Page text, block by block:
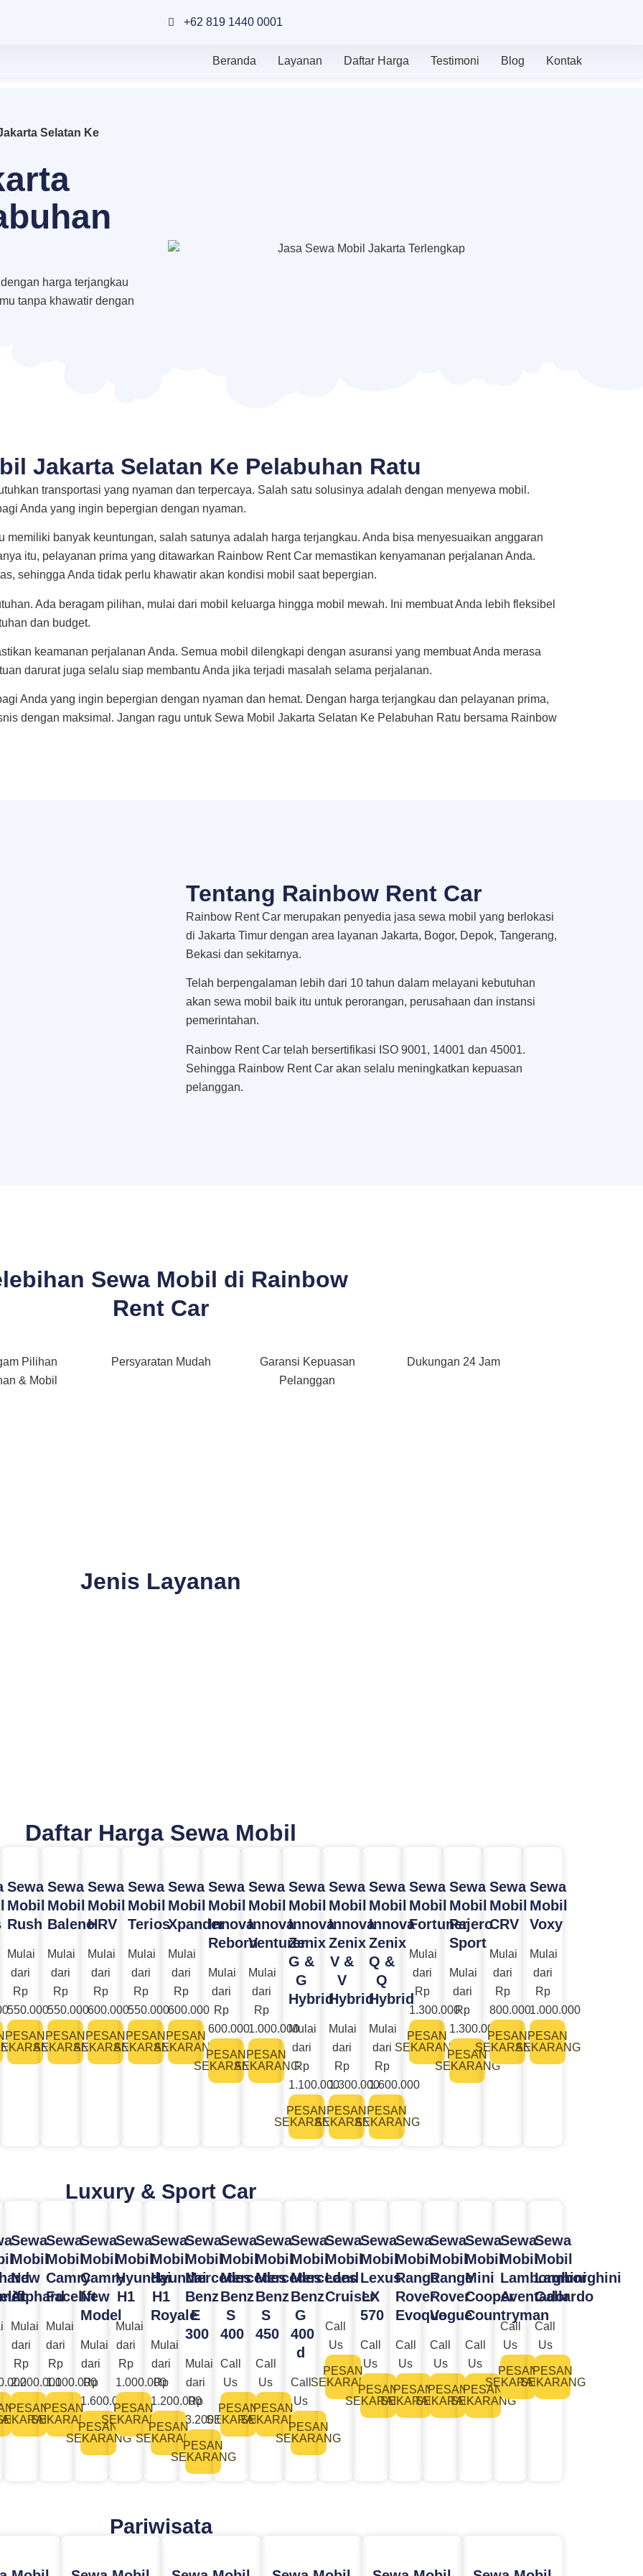
+62 819 1440 0001
Beranda Layanan Daftar Harga Testimoni Blog Kontak
Selatan Ke
harga terjangkau
tanpa khawatir dengan
Jakarta Selatan Ke Pelabuhan Ratu
transportasi yang nyaman dan terpercaya. Salah satu solusinya adalah dengan menyewa mobil.
Anda yang ingin bepergian dengan nyaman.
banyak keuntungan, salah satunya adalah harga terjangkau. Anda bisa menyesuaikan anggaran
itu, pelayanan prima yang ditawarkan Rainbow Rent Car memastikan kenyamanan perjalanan Anda.
sehingga Anda tidak perlu khawatir akan kondisi mobil saat bepergian.
Ada beragam pilihan, mulai dari mobil keluarga hingga mobil mewah. Ini membuat Anda lebih fleksibel
dan budget.
keamanan perjalanan Anda. Semua mobil dilengkapi dengan asuransi yang membuat Anda merasa
darurat juga selalu siap membantu Anda jika terjadi masalah selama perjalanan.
Anda yang ingin bepergian dengan nyaman dan hemat. Dengan harga terjangkau dan pelayanan prima,
dengan maksimal. Jangan ragu untuk Sewa Mobil Jakarta Selatan Ke Pelabuhan Ratu bersama Rainbow
Tentang Rainbow Rent Car
Rainbow Rent Car merupakan penyedia jasa sewa mobil yang berlokasi
di Jakarta Timur dengan area layanan Jakarta, Bogor, Depok, Tangerang,
Bekasi dan sekitarnya.
Telah berpengalaman lebih dari 10 tahun dalam melayani kebutuhan
akan sewa mobil baik itu untuk perorangan, perusahaan dan instansi
pemerintahan.
Rainbow Rent Car telah bersertifikasi ISO 9001, 14001 dan 45001.
Sehingga Rainbow Rent Car akan selalu meningkatkan kepuasan
pelanggan.
Sewa Mobil di Rainbow
Rent Car
Pilihan
& Mobil
Persyaratan Mudah
Garansi Kepuasan
Pelanggan
Dukungan 24 Jam
Jenis Layanan
Daftar Harga Sewa Mobil
Sewa
Mobil
Rush
Mulai
dari
Rp
550.000
PESAN
Sewa
Mobil
Baleno
Mulai
dari
Rp
550.000
PESAN
SEKARANG
Sewa
Mobil
HRV
Mulai
dari
Rp
600.000
PESAN
SEKARANG
Sewa
Mobil
Terios
Mulai
dari
Rp
550.000
PESAN
SEKARANG
Sewa
Mobil
Xpander
Mulai
dari
Rp
600.000
PESAN
SEKARANG
Sewa
Mobil
Innova
Reborn
Mulai
dari
Rp
600.000
PESAN
SEKARANG
Sewa
Mobil
Innova
Venturer
Mulai
dari
Rp
1.000.000
PESAN
SEKARANG
Sewa
Mobil
Innova
Zenix
G &
G
Hybrid
Mulai
dari
Rp
1.100.000
PESAN
SEKARANG
Sewa
Mobil
Innova
Zenix
V &
V
Hybrid
Mulai
dari
Rp
1.300.000
PESAN
SEKARANG
Sewa
Mobil
Innova
Zenix
Q &
Q
Hybrid
Mulai
dari
Rp
1.600.000
PESAN
SEKARANG
Sewa
Mobil
Fortuner
Mulai
dari
Rp
1.300.000
PESAN
SEKARANG
Sewa
Mobil
Pajero
Sport
Mulai
dari
Rp
1.300.000
PESAN
SEKARANG
Sewa
Mobil
CRV
Mulai
dari
Rp
800.000
PESAN
SEKARANG
Sewa
Mobil
Voxy
Mulai
dari
Rp
1.000.000
PESAN
SEKARANG
Luxury & Sport Car
Sewa
Mobil
New
Alphard
Mulai
dari
Rp
2.200.000
PESAN
Sewa
Mobil
Camry
Facelift
Mulai
dari
Rp
1.100.000
PESAN
SEKARANG
Sewa
Mobil
Camry
New
Model
Mulai
dari
Rp
1.600.000
PESAN
SEKARANG
Sewa
Mobil
Hyundai
H1
Mulai
dari
Rp
1.000.000
PESAN
SEKARANG
Sewa
Mobil
Hyundai
H1
Royale
Mulai
dari
Rp
1.200.000
PESAN
SEKARANG
Sewa
Mobil
Mercedes
Benz
E
300
Mulai
dari
Rp
3.200.000​
PESAN
SEKARANG
Sewa
Mobil
Mercedes
Benz
S
400
Call
Us
PESAN
SEKARANG
Sewa
Mobil
Mercedes
Benz
S
450
Call
Us
PESAN
SEKARANG
Sewa
Mobil
Mercedes
Benz
G
400
d
Call
Us
PESAN
SEKARANG
Sewa
Mobil
Land
Cruiser
Call
Us
PESAN
SEKARANG
Sewa
Mobil
Lexus
LX
570
Call
Us
PESAN
SEKARANG
Sewa
Mobil
Range
Rover
Evoque
Call
Us
PESAN
SEKARANG
Sewa
Mobil
Range
Rover
Vogue
Call
Us
PESAN
SEKARANG
Sewa
Mobil
Mini
Cooper
Countryman
Call
Us
PESAN
SEKARANG
Sewa
Mobil
Lamborghini
Aventador
Call
Us
PESAN
SEKARANG
Sewa
Mobil
Lamborghini
Gallardo
Call
Us
PESAN
SEKARANG
Pariwisata